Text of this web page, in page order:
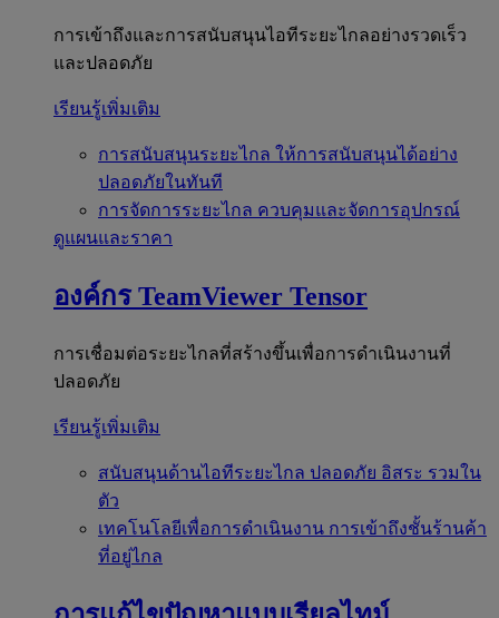
การเข้าถึงและการสนับสนุนไอทีระยะไกลอย่างรวดเร็ว
และปลอดภัย
เรียนรู้เพิ่มเติม
การสนับสนุนระยะไกล ให้การสนับสนุนได้อย่าง
ปลอดภัยในทันที
การจัดการระยะไกล ควบคุมและจัดการอุปกรณ์
ดูแผนและราคา
องค์กร TeamViewer Tensor
การเชื่อมต่อระยะไกลที่สร้างขึ้นเพื่อการดำเนินงานที่
ปลอดภัย
เรียนรู้เพิ่มเติม
สนับสนุนด้านไอทีระยะไกล ปลอดภัย อิสระ รวมใน
ตัว
เทคโนโลยีเพื่อการดำเนินงาน การเข้าถึงชั้นร้านค้า
ที่อยู่ไกล